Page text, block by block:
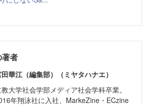
著者
華江（編集部）（ミヤタハナエ）
教大学社会学部メディア社会学科卒業。
年翔泳社に入社、MarkeZine・ECzine